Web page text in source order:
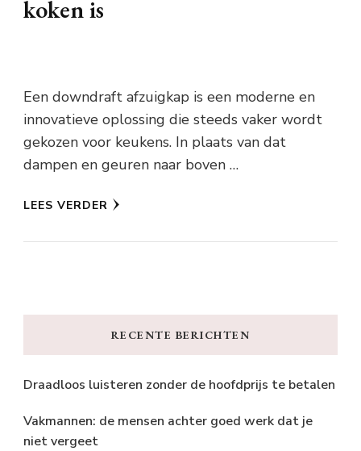
koken is
Een downdraft afzuigkap is een moderne en
innovatieve oplossing die steeds vaker wordt
gekozen voor keukens. In plaats van dat
dampen en geuren naar boven …
LEES VERDER
RECENTE BERICHTEN
Draadloos luisteren zonder de hoofdprijs te betalen
Vakmannen: de mensen achter goed werk dat je
niet vergeet